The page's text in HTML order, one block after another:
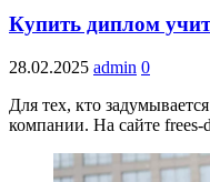
Купить диплом
28.02.2025 admin 0
Для тех, кто
компании. На сайте